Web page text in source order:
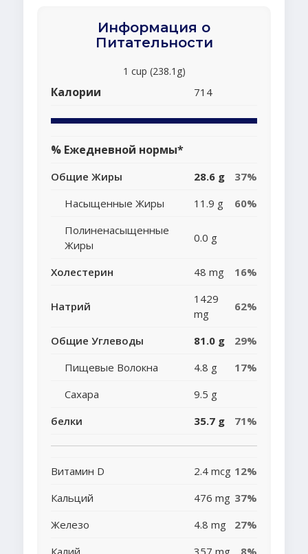
Информация о
Питательности
1 cup (238.1g)
Калории 714
% Ежедневной нормы*
Общие Жиры 28.6 g
37%
Насыщенные Жиры
11.9 g
60%
Полиненасыщенные
Жиры
0.0 g
Холестерин 48 mg 16%
Натрий
1429
mg
62%
Общие Углеводы 81.0 g
29%
Пищевые Волокна
4.8 g
17%
Сахара
9.5 g
белки
35.7 g 71%
Витамин D 2.4 mcg 12%
Кальций
476 mg 37%
Железо
4.8 mg
27%